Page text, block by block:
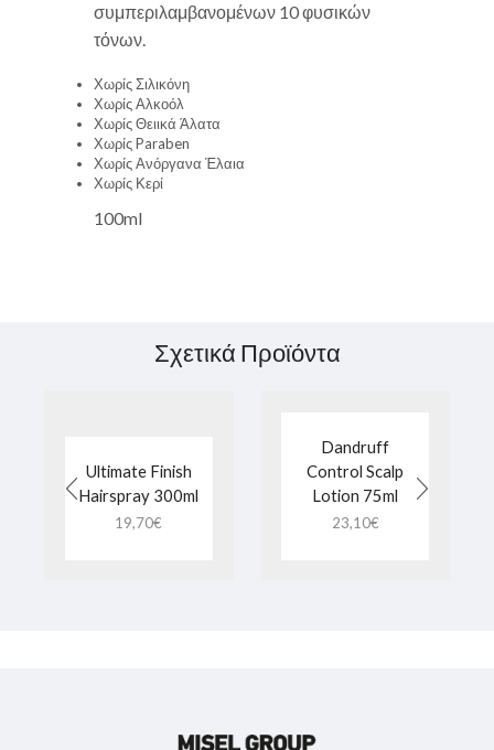
συμπεριλαμβανομένων 10 φυσικών
τόνων.
Χωρίς Σιλικόνη
Χωρίς Αλκοόλ
Χωρίς Θειικά Άλατα
Χωρίς Paraben
Χωρίς Ανόργανα Έλαια
Χωρίς Κερί
100ml
Σχετικά Προϊόντα
Ultimate Finish
Hairspray 300ml
19,70€
Dandruff
Control Scalp
Lotion 75ml
23,10€